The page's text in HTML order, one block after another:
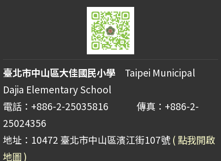
臺北市中山區大佳國民小學 Taipei Municipal
Dajia Elementary School
電話：+886-2-25035816 傳真：+886-2-
25024356
地址：10472 臺北市中山區濱江街107號 ( 點我開啟
地圖 )